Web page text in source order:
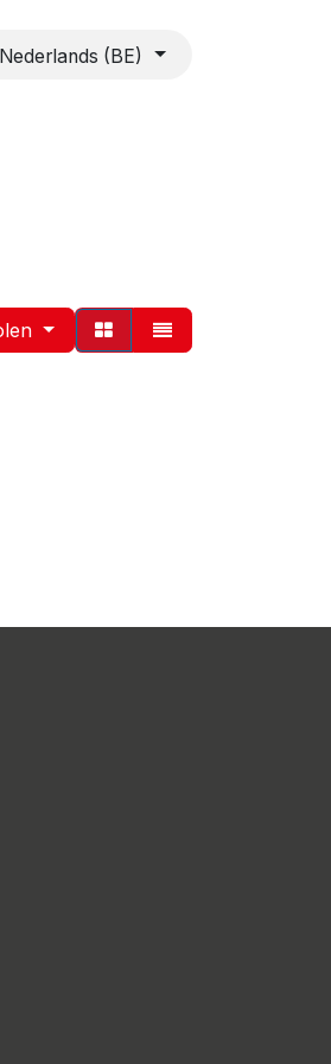
Nederlands (BE)